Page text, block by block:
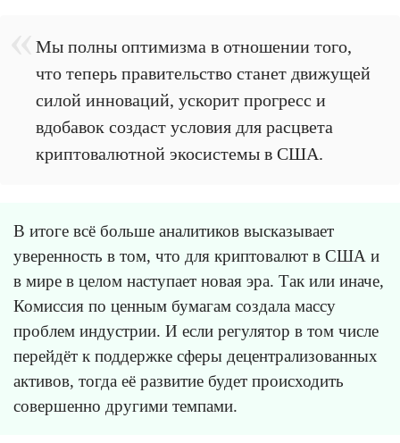
Мы полны оптимизма в отношении того,
что теперь правительство станет движущей
силой инноваций, ускорит прогресс и
вдобавок создаст условия для расцвета
криптовалютной экосистемы в США.
В итоге всё больше аналитиков высказывает
уверенность в том, что для криптовалют в США и
в мире в целом наступает новая эра. Так или иначе,
Комиссия по ценным бумагам создала массу
проблем индустрии. И если регулятор в том числе
перейдёт к поддержке сферы децентрализованных
активов, тогда её развитие будет происходить
совершенно другими темпами.